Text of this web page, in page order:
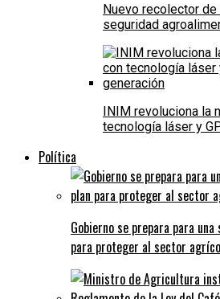
Nuevo recolector
seguridad
INIM revoluciona la
tecnología láser y
Política
Gobierno se prepara para
para proteger al sector